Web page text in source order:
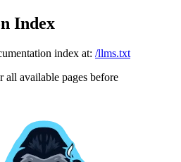
Index
index at: /llms.txt
all available pages before